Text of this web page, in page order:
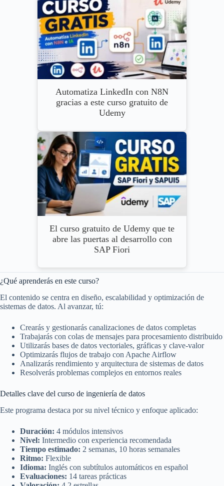
Automatiza LinkedIn con N8N
gracias a este curso gratuito de
Udemy
El curso gratuito de Udemy que te
abre las puertas al desarrollo con
SAP Fiori
¿Qué aprenderás en este curso?
El contenido se centra en diseño, escalabilidad y optimización de
sistemas de datos. Al avanzar, tú:
Crearás y gestionarás canalizaciones de datos completas
Trabajarás con colas de mensajes para procesamiento distribuido
Utilizarás bases de datos vectoriales, gráficas y clave-valor
Optimizarás flujos de trabajo con Apache Airflow
Analizarás rendimiento y arquitectura de sistemas de datos
Resolverás problemas complejos en entornos reales
Detalles clave del curso de ingeniería de datos
Este programa destaca por su nivel técnico y enfoque aplicado:
Duración: 4 módulos intensivos
Nivel: Intermedio con experiencia recomendada
Tiempo estimado: 2 semanas, 10 horas semanales
Ritmo: Flexible
Idioma: Inglés con subtítulos automáticos en español
Evaluaciones: 14 tareas prácticas